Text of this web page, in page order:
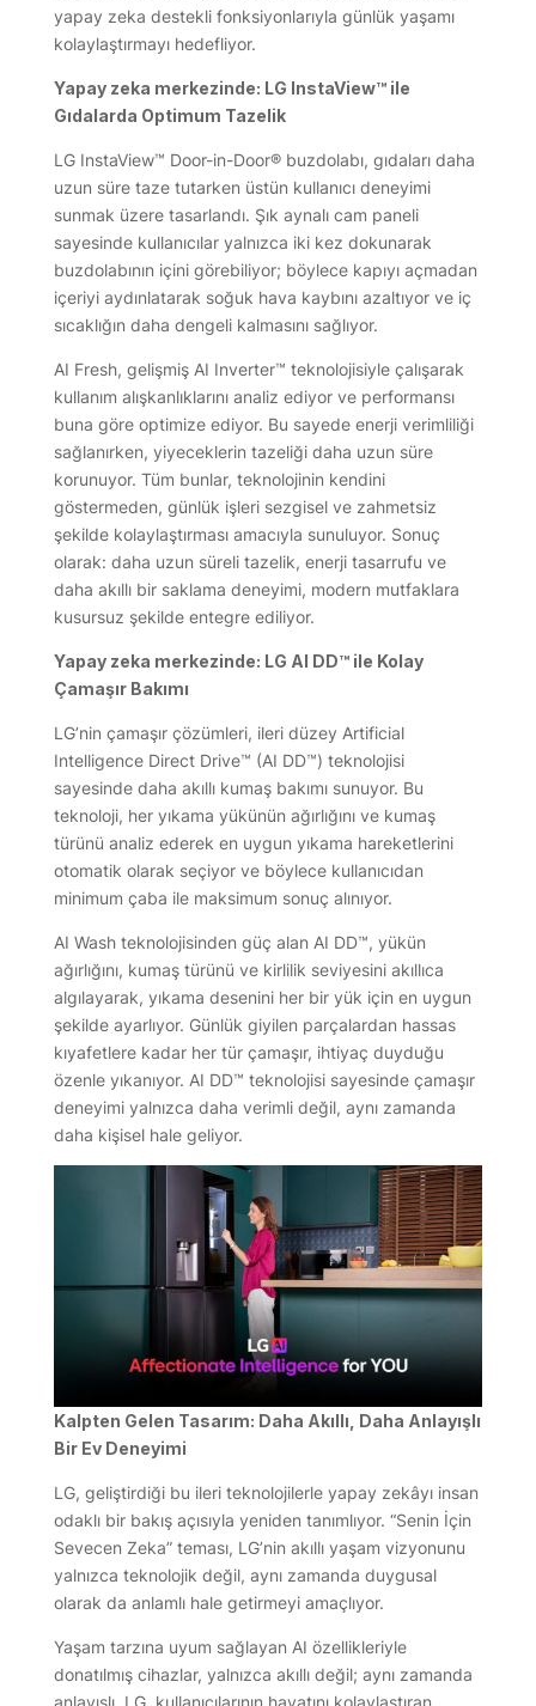
yapay zeka destekli fonksiyonlarıyla günlük yaşamı
kolaylaştırmayı hedefliyor.
Yapay zeka merkezinde: LG InstaView™ ile
Gıdalarda Optimum Tazelik
LG InstaView™ Door-in-Door® buzdolabı, gıdaları daha
uzun süre taze tutarken üstün kullanıcı deneyimi
sunmak üzere tasarlandı. Şık aynalı cam paneli
sayesinde kullanıcılar yalnızca iki kez dokunarak
buzdolabının içini görebiliyor; böylece kapıyı açmadan
içeriyi aydınlatarak soğuk hava kaybını azaltıyor ve iç
sıcaklığın daha dengeli kalmasını sağlıyor.
AI Fresh, gelişmiş AI Inverter™ teknolojisiyle çalışarak
kullanım alışkanlıklarını analiz ediyor ve performansı
buna göre optimize ediyor. Bu sayede enerji verimliliği
sağlanırken, yiyeceklerin tazeliği daha uzun süre
korunuyor. Tüm bunlar, teknolojinin kendini
göstermeden, günlük işleri sezgisel ve zahmetsiz
şekilde kolaylaştırması amacıyla sunuluyor. Sonuç
olarak: daha uzun süreli tazelik, enerji tasarrufu ve
daha akıllı bir saklama deneyimi, modern mutfaklara
kusursuz şekilde entegre ediliyor.
Yapay zeka merkezinde: LG AI DD™ ile Kolay
Çamaşır Bakımı
LG’nin çamaşır çözümleri, ileri düzey Artificial
Intelligence Direct Drive™ (AI DD™) teknolojisi
sayesinde daha akıllı kumaş bakımı sunuyor. Bu
teknoloji, her yıkama yükünün ağırlığını ve kumaş
türünü analiz ederek en uygun yıkama hareketlerini
otomatik olarak seçiyor ve böylece kullanıcıdan
minimum çaba ile maksimum sonuç alınıyor.
AI Wash teknolojisinden güç alan AI DD™, yükün
ağırlığını, kumaş türünü ve kirlilik seviyesini akıllıca
algılayarak, yıkama desenini her bir yük için en uygun
şekilde ayarlıyor. Günlük giyilen parçalardan hassas
kıyafetlere kadar her tür çamaşır, ihtiyaç duyduğu
özenle yıkanıyor. AI DD™ teknolojisi sayesinde çamaşır
deneyimi yalnızca daha verimli değil, aynı zamanda
daha kişisel hale geliyor.
Kalpten Gelen Tasarım: Daha Akıllı, Daha Anlayışlı
Bir Ev Deneyimi
LG, geliştirdiği bu ileri teknolojilerle yapay zekâyı insan
odaklı bir bakış açısıyla yeniden tanımlıyor. “Senin İçin
Sevecen Zeka” teması, LG’nin akıllı yaşam vizyonunu
yalnızca teknolojik değil, aynı zamanda duygusal
olarak da anlamlı hale getirmeyi amaçlıyor.
Yaşam tarzına uyum sağlayan AI özellikleriyle
donatılmış cihazlar, yalnızca akıllı değil; aynı zamanda
anlayışlı. LG, kullanıcılarının hayatını kolaylaştıran,